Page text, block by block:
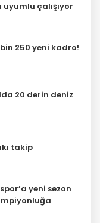
çalışıyor
250 yeni kadro!
20 derin deniz
takip
yeni sezon